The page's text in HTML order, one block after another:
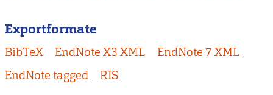
Exportformate
BibTeX EndNote X3 XML
EndNote 7 XML
EndNote tagged
RIS